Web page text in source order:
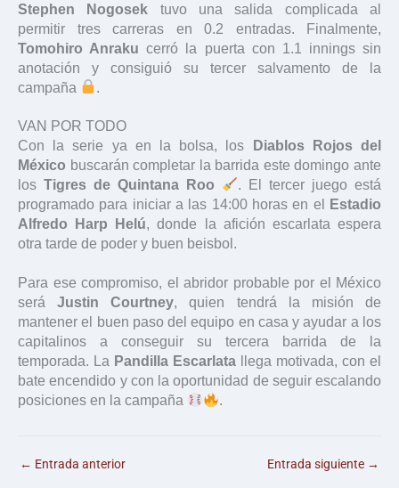
Stephen Nogosek tuvo una salida complicada al
permitir tres carreras en 0.2 entradas. Finalmente,
Tomohiro Anraku cerró la puerta con 1.1 innings sin
anotación y consiguió su tercer salvamento de la
campaña
.
VAN POR TODO
Con la serie ya en la bolsa, los
Diablos Rojos del
México buscarán completar la barrida este domingo ante
los Tigres de Quintana Roo
. El tercer juego está
programado para iniciar a las 14:00 horas en el
Estadio
Alfredo Harp Helú, donde la afición escarlata espera
otra tarde de poder y buen beisbol.
Para ese compromiso, el abridor probable por el México
seráJustin Courtney, quien tendrá la misión de
mantener el buen paso del equipo en casa y ayudar a los
capitalinos a conseguir su tercera barrida de la
temporada. La Pandilla Escarlata llega motivada, con el
bate encendido y con la oportunidad de seguir escalando
posiciones en la campaña
.
← Entrada anterior Entrada siguiente →